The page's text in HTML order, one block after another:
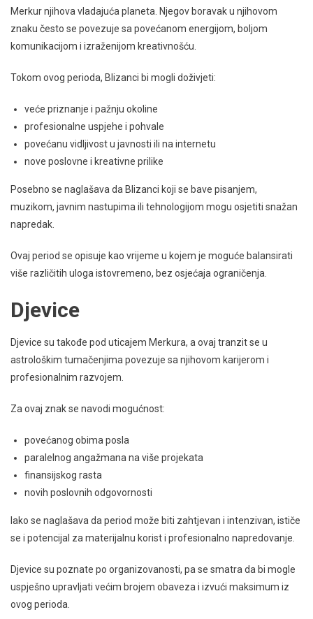
Merkur njihova vladajuća planeta. Njegov boravak u njihovom
znaku često se povezuje sa povećanom energijom, boljom
komunikacijom i izraženijom kreativnošću.
Tokom ovog perioda, Blizanci bi mogli doživjeti:
veće priznanje i pažnju okoline
profesionalne uspjehe i pohvale
povećanu vidljivost u javnosti ili na internetu
nove poslovne i kreativne prilike
Posebno se naglašava da Blizanci koji se bave pisanjem,
muzikom, javnim nastupima ili tehnologijom mogu osjetiti snažan
napredak.
Ovaj period se opisuje kao vrijeme u kojem je moguće balansirati
više različitih uloga istovremeno, bez osjećaja ograničenja.
Djevice
Djevice su takođe pod uticajem Merkura, a ovaj tranzit se u
astrološkim tumačenjima povezuje sa njihovom karijerom i
profesionalnim razvojem.
Za ovaj znak se navodi mogućnost:
povećanog obima posla
paralelnog angažmana na više projekata
finansijskog rasta
novih poslovnih odgovornosti
Iako se naglašava da period može biti zahtjevan i intenzivan, ističe
se i potencijal za materijalnu korist i profesionalno napredovanje.
Djevice su poznate po organizovanosti, pa se smatra da bi mogle
uspješno upravljati većim brojem obaveza i izvući maksimum iz
ovog perioda.